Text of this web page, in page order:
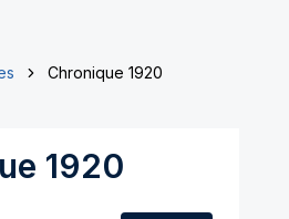
Chronique 1920
1920